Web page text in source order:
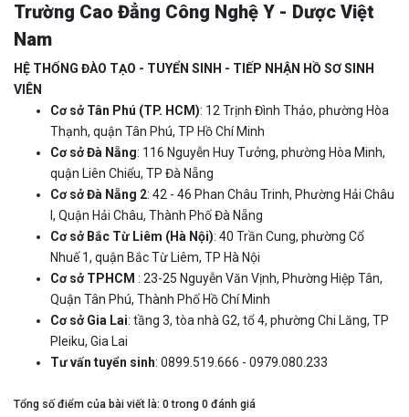
Trường Cao Đẳng Công Nghệ Y - Dược Việt
Nam
HỆ THỐNG ĐÀO TẠO - TUYỂN SINH - TIẾP NHẬN HỒ SƠ SINH
VIÊN
Cơ sở Tân Phú (TP. HCM): 12 Trịnh Đình Thảo, phường Hòa
Thạnh, quận Tân Phú, TP Hồ Chí Minh
Cơ sở Đà Nẵng: 116 Nguyễn Huy Tưởng, phường Hòa Minh,
quận Liên Chiểu, TP Đà Nẵng
Cơ sở Đà Nẵng 2: 42 - 46 Phan Châu Trinh, Phường Hải Châu
I, Quận Hải Châu, Thành Phố Đà Nẵng
Cơ sở Bắc Từ Liêm (Hà Nội): 40 Trần Cung, phường Cổ
Nhuế 1, quận Bắc Từ Liêm, TP Hà Nội
Cơ sở TPHCM : 23-25 Nguyễn Văn Vịnh, Phường Hiệp Tân,
Quận Tân Phú, Thành Phố Hồ Chí Minh
Cơ sở Gia Lai: tầng 3, tòa nhà G2, tổ 4, phường Chi Lăng, TP
Pleiku, Gia Lai
Tư vấn tuyển sinh: 0899.519.666 - 0979.080.233
Tổng số điểm của bài viết là: 0 trong 0 đánh giá